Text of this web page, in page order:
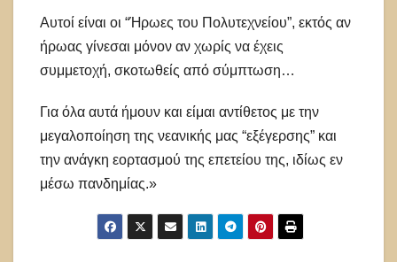
Αυτοί είναι οι “Ήρωες του Πολυτεχνείου”, εκτός αν
ήρωας γίνεσαι μόνον αν χωρίς να έχεις
συμμετοχή, σκοτωθείς από σύμπτωση…
Για όλα αυτά ήμουν και είμαι αντίθετος με την
μεγαλοποίηση της νεανικής μας “εξέγερσης” και
την ανάγκη εορτασμού της επετείου της, ιδίως εν
μέσω πανδημίας.»